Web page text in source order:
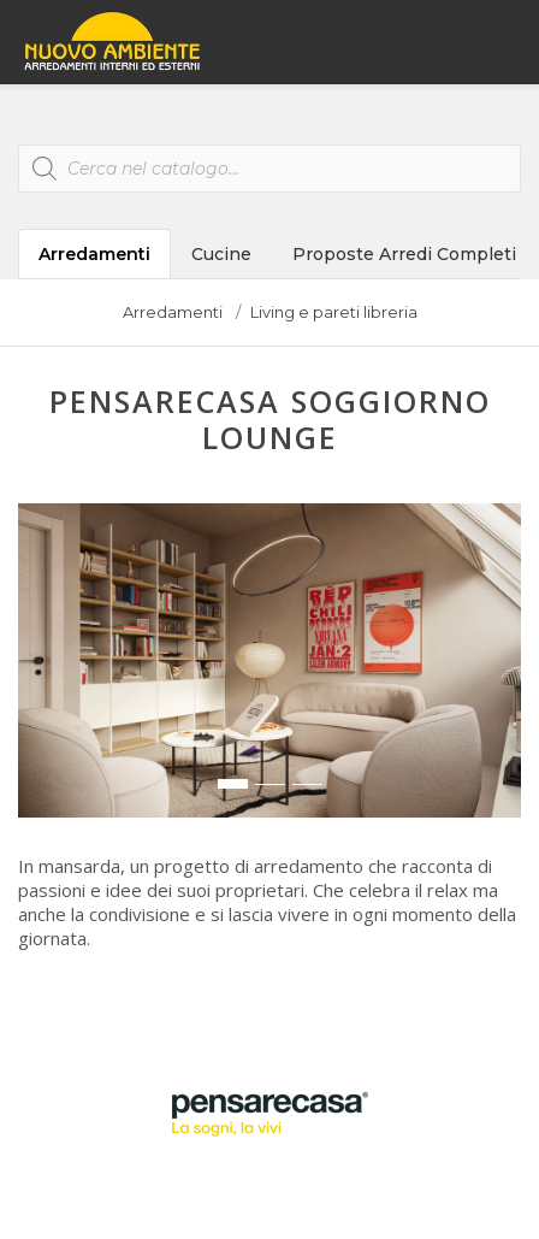
Products
search
Arredamenti Cucine Proposte Arredi Completi
Arredamenti Living e pareti libreria
PENSARECASA SOGGIORNO
LOUNGE
In mansarda, un progetto di arredamento che racconta di
passioni e idee dei suoi proprietari. Che celebra il relax ma
anche la condivisione e si lascia vivere in ogni momento della
giornata.